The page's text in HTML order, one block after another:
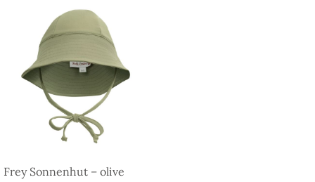
Frey Sonnenhut – olive